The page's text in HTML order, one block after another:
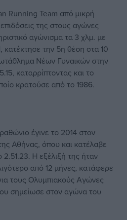
Running Team από μικρή
επιδόσεις της στους αγώνες
αγώνισμα τα 3 χλμ. με
κατέκτησε την 5η θέση στα 10
Νέων Γυναικών στην
καταρρίπτοντας και το
κρατούσε από το 1986.
έγινε το 2014 στον
Αθήνας, όπου και κατέλαβε
Η εξέλιξή της ήταν
από 12 μήνες, κατάφερε
τους Ολυμπιακούς Αγώνες
σημείωσε στον αγώνα του